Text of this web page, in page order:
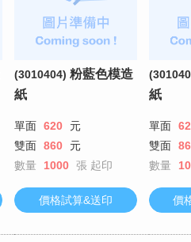
(3010404)粉藍色模造
紙
單面 620
元
雙面 860
元
數量
1000 張 起印
紙
單面
雙面
數量